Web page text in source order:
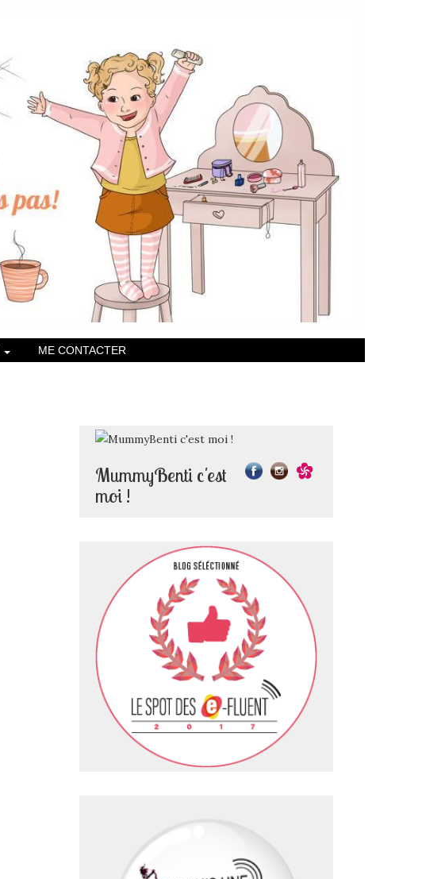
ME CONTACTER
MummyBenti c'est
moi !